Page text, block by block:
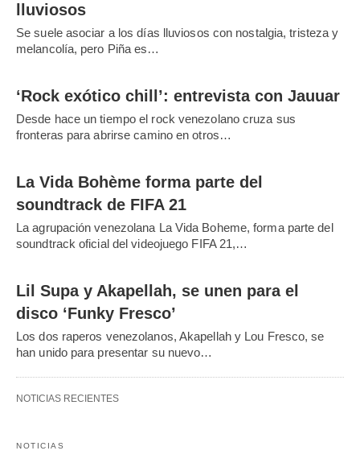
lluviosos
Se suele asociar a los días lluviosos con nostalgia, tristeza y
melancolía, pero Piña es…
‘Rock exótico chill’: entrevista con Jauuar
Desde hace un tiempo el rock venezolano cruza sus
fronteras para abrirse camino en otros…
La Vida Bohème forma parte del
soundtrack de FIFA 21
La agrupación venezolana La Vida Boheme, forma parte del
soundtrack oficial del videojuego FIFA 21,…
Lil Supa y Akapellah, se unen para el
disco ‘Funky Fresco’
Los dos raperos venezolanos, Akapellah y Lou Fresco, se
han unido para presentar su nuevo…
NOTICIAS RECIENTES
NOTICIAS